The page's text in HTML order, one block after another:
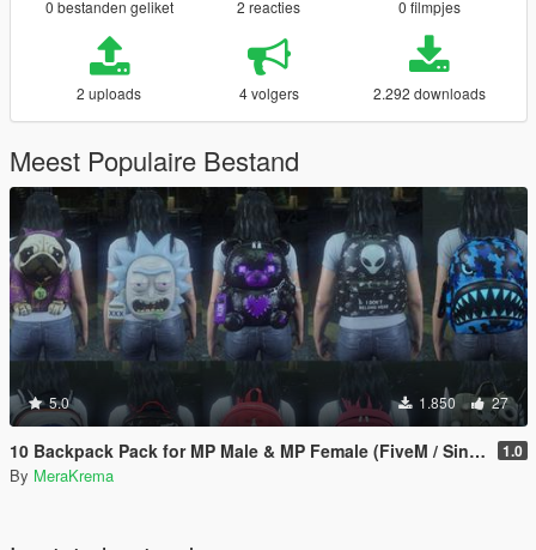
0 bestanden geliket 2 reacties 0 filmpjes
2 uploads 4 volgers 2.292 downloads
Meest Populaire Bestand
5.0 1.850 27
10 Backpack Pack for MP Male & MP Female (FiveM / Singleplayer) 1.0
By MeraKrema